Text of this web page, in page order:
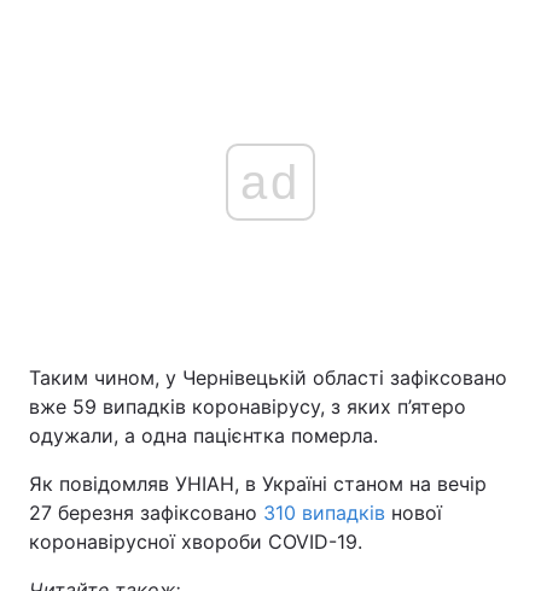
ad
Таким чином, у Чернівецькій області зафіксовано
вже 59 випадків коронавірусу, з яких п’ятеро
одужали, а одна пацієнтка померла.
Як повідомляв УНІАН, в Україні станом на вечір
27 березня зафіксовано 310 випадків нової
коронавірусної хвороби COVID-19.